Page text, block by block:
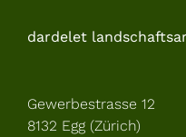
dardelet
Gewerbestrasse 12
8132 Egg (Zürich)